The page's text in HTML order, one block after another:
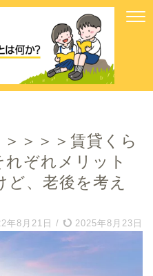
＞＞＞＞賃貸くら
ぞれメリット
、老後を考え
年8月21日 / 2025年8月23日